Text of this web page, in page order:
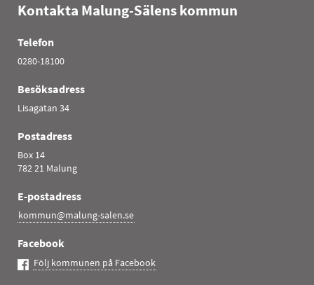
Kontakta Malung-Sälens kommun
Telefon
0280-18100
Besöksadress
Lisagatan 34
Postadress
Box 14
782 21 Malung
E-postadress
kommun@malung-salen.se
Facebook
Följ kommunen på Facebook